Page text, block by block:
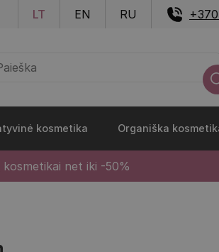
į pagrindinį turinį
LT EN RU
kosmetika Organiška
kosmetikai net iki -50%